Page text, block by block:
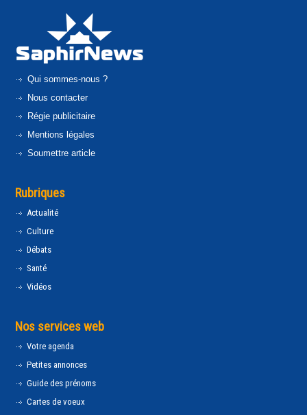
Qui sommes-nous ?
Nous contacter
Régie publicitaire
Mentions légales
Soumettre article
Rubriques
Actualité
Culture
Débats
Santé
Vidéos
Nos services web
Votre agenda
Petites annonces
Guide des prénoms
Cartes de voeux